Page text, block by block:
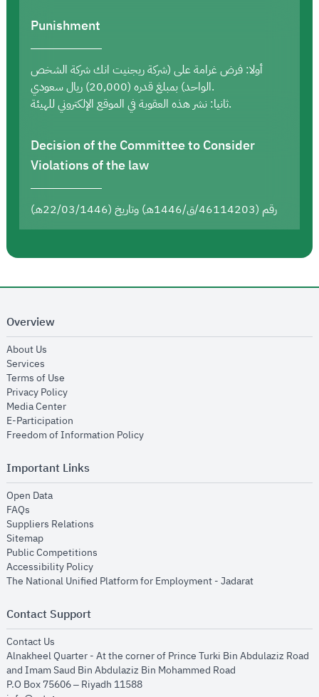
Punishment
أولا: فرض غرامة على (شركة ريجنيت انك شركة الشخص
الواحد) بمبلغ قدره (20,000) ريال سعودي.
ثانيا: نشر هذه العقوبة في الموقع الإلكتروني للهيئة.
Decision of the Committee to Consider
Violations of the law
رقم (46114203/ق/1446هـ) وتاريخ (22/03/1446هـ)
Overview
About Us
Services
Terms of Use
Privacy Policyopens in new window
Media Centeropens in new window
E-Participation
Freedom of Information Policyopens in new window
Important Links
Open Dataopens in new window
FAQs
Suppliers Relations
Sitemapopens in new window
Public Competitions
Accessibility Policyopens in new window
The National Unified Platform for Employment - Jadaratopens in new
Contact Support
Contact Us
Alnakheel Quarter - At the corner of Prince Turki Bin Abdulaziz Road
and Imam Saud Bin Abdulaziz Bin Mohammed Road​
P.O Box 75606 – Riyadh 11588